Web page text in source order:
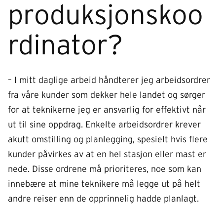
produksjonskoo
rdinator?
– I mitt daglige arbeid håndterer jeg arbeidsordrer
fra våre kunder som dekker hele landet og sørger
for at teknikerne jeg er ansvarlig for effektivt når
ut til sine oppdrag. Enkelte arbeidsordrer krever
akutt omstilling og planlegging, spesielt hvis flere
kunder påvirkes av at en hel stasjon eller mast er
nede. Disse ordrene må prioriteres, noe som kan
innebære at mine teknikere må legge ut på helt
andre reiser enn de opprinnelig hadde planlagt.